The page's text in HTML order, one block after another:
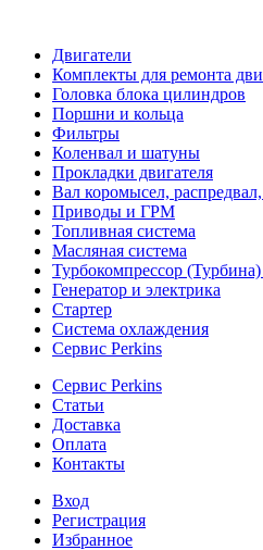
Двигатели
Комплекты для ремонта
Головка блока цилиндров
Поршни и кольца
Фильтры
Коленвал и шатуны
Прокладки двигателя
Вал коромысел,
Приводы и ГРМ
Топливная система
Масляная система
Турбокомпрессор
Генератор и электрика
Стартер
Система охлаждения
Сервис Perkins
Сервис Perkins
Статьи
Доставка
Оплата
Контакты
Вход
Регистрация
Избранное